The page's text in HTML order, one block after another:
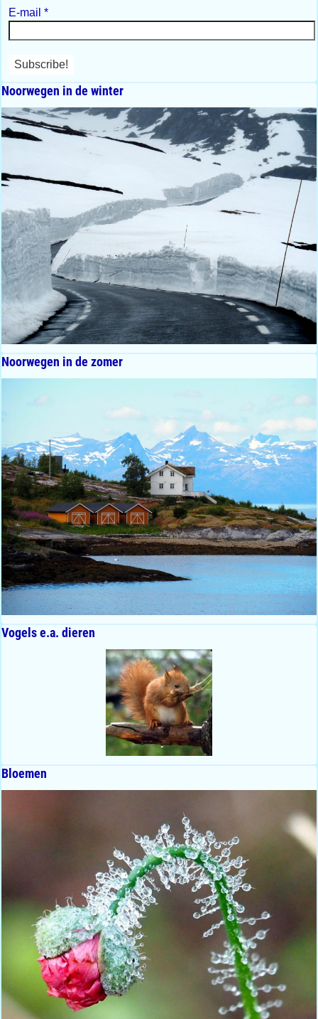
E-mail *
Noorwegen in de winter
Noorwegen in de zomer
Vogels e.a. dieren
Bloemen